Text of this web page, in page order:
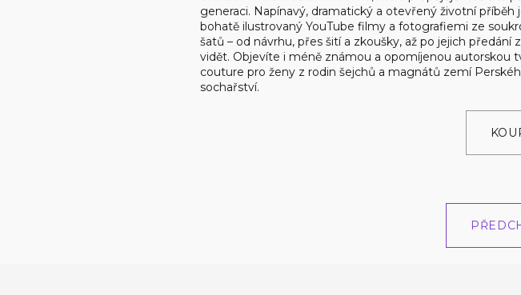
generaci. Napínavý, dramatický a otevřený životní příběh
bohatě ilustrovaný YouTube filmy a fotografiemi ze
šatů – od návrhu, přes šití a zkoušky, až po jejich
vidět. Objevíte i méně známou a opomíjenou autorskou
couture pro ženy z rodin šejchů a magnátů zemí
sochařství.